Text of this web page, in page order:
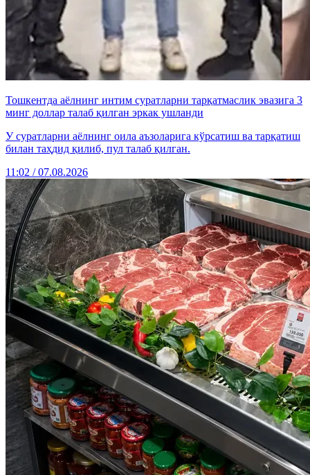
Тошкентда аёлнинг интим суратларни тарқатмаслик эвазига 3
минг доллар талаб қилган эркак ушланди
У суратларни аёлнинг оила аъзоларига кўрсатиш ва тарқатиш
билан таҳдид қилиб, пул талаб қилган.
11:02 / 07.08.2026